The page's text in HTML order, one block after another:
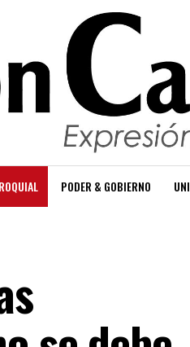
PODER & GOBIERNO